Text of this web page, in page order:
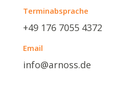
Terminabsprache
+49 176 7055 4372
Email
info@arnoss.de